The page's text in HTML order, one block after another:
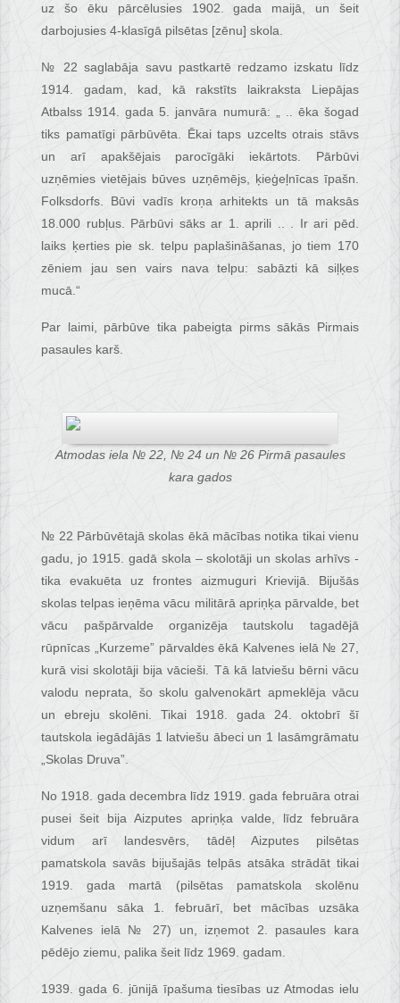
uz šo ēku pārcēlusies 1902. gada maijā, un šeit
darbojusies 4-klasīgā pilsētas [zēnu] skola.
№ 22 saglabāja savu pastkartē redzamo izskatu līdz
1914. gadam, kad, kā rakstīts laikraksta Liepājas
Atbalss 1914. gada 5. janvāra numurā: „ .. ēka šogad
tiks pamatīgi pārbūvēta. Ēkai taps uzcelts otrais stāvs
un arī apakšējais parocīgāki iekārtots. Pārbūvi
uzņēmies vietējais būves uzņēmējs, ķieģeļnīcas īpašn.
Folksdorfs. Būvi vadīs kroņa arhitekts un tā maksās
18.000 rubļus. Pārbūvi sāks ar 1. aprili .. . Ir ari pēd.
laiks ķerties pie sk. telpu paplašināšanas, jo tiem 170
zēniem jau sen vairs nava telpu: sabāzti kā siļķes
mucā.“
Par laimi, pārbūve tika pabeigta pirms sākās Pirmais
pasaules karš.
Atmodas iela № 22, № 24 un № 26 Pirmā pasaules
kara gados
№ 22 Pārbūvētajā skolas ēkā mācības notika tikai vienu
gadu, jo 1915. gadā skola – skolotāji un skolas arhīvs -
tika evakuēta uz frontes aizmuguri Krievijā. Bijušās
skolas telpas ieņēma vācu militārā apriņķa pārvalde, bet
vācu pašpārvalde organizēja tautskolu tagadējā
rūpnīcas „Kurzeme” pārvaldes ēkā Kalvenes ielā № 27,
kurā visi skolotāji bija vācieši. Tā kā latviešu bērni vācu
valodu neprata, šo skolu galvenokārt apmeklēja vācu
un ebreju skolēni. Tikai 1918. gada 24. oktobrī šī
tautskola iegādājās 1 latviešu ābeci un 1 lasāmgrāmatu
„Skolas Druva”.
No 1918. gada decembra līdz 1919. gada februāra otrai
pusei šeit bija Aizputes apriņķa valde, līdz februāra
vidum arī landesvērs, tādēļ Aizputes pilsētas
pamatskola savās bijušajās telpās atsāka strādāt tikai
1919. gada martā (pilsētas pamatskola skolēnu
uzņemšanu sāka 1. februārī, bet mācības uzsāka
Kalvenes ielā № 27) un, izņemot 2. pasaules kara
pēdējo ziemu, palika šeit līdz 1969. gadam.
1939. gada 6. jūnijā īpašuma tiesības uz Atmodas ielu